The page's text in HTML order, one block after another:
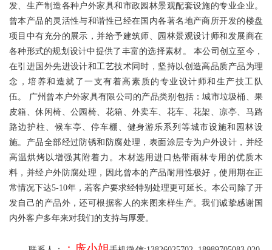
发、生产制造各种户外家具和市政园林景观配套设施的专业企业。
曾本产品的灵活性与和谐性已经在国内各著名地产商所开发的楼盘
项目中有充分的展示，并给予建筑师、园林景观设计师和发展商在
各种形式的规划设计中提供了丰富的选择素材。
本公司创立至今，
在引进国外先进设计和工艺技术同时，坚持以创造高品质产品为理
念，培养和造就了一支有着高素质的专业设计师和生产技工队
伍。
广州曾本户外家具有限公司的产品类别包括：城市垃圾桶、果
皮箱、休闲椅、公园椅、花箱、外卖车、花车、花架、凉亭、马路
路边护柱、候车亭、停车棚、健身游乐系列等城市设施和园林设
施。产品全部经过防锈和防腐处理，表面涂层专为户外设计，并经
高温烘烤以增强其附着力。木材选用进口热带雨林专用的优质木
料，并经户外防腐处理，因此曾本的产品耐用性极好，使用期在正
常情况下达5-10年，若客户要求经特别处理更可延长。本公司除了开
发自己的产品外，还可根据客人的来图来样生产。我们诚挚感谢国
内外客户多年来对我们的支持与厚爱。